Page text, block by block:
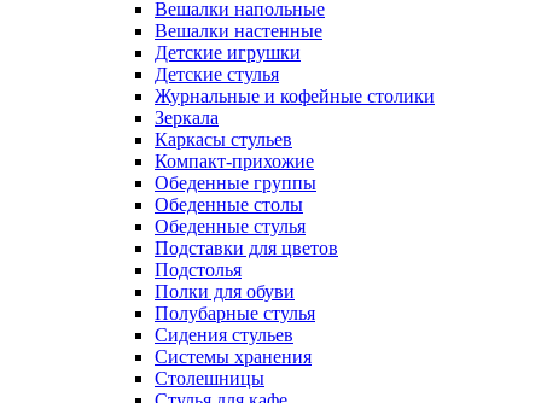
Вешалки напольные
Вешалки настенные
Детские игрушки
Детские стулья
Журнальные и кофейные столики
Зеркала
Каркасы стульев
Компакт-прихожие
Обеденные группы
Обеденные столы
Обеденные стулья
Подставки для цветов
Подстолья
Полки для обуви
Полубарные стулья
Сидения стульев
Системы хранения
Столешницы